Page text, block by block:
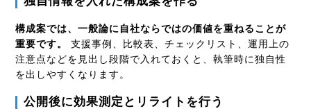
構成案では、一般論に自社ならではの価値を重ねることが
重要です。
支援事例、比較表、チェックリスト、運用上の
注意点などを見出し段階で入れておくと、執筆時に独自性
を出しやすくなります。
公開後に効果測定とリライトを行う